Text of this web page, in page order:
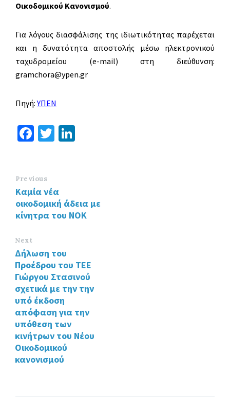
Οικοδομικού Κανονισμού.
Για λόγους διασφάλισης της ιδιωτικότητας παρέχεται
και η δυνατότητα αποστολής μέσω ηλεκτρονικού
ταχυδρομείου (e-mail) στη διεύθυνση:
gramchora@ypen.gr
Πηγή:ΥΠΕΝ
Fa
o
o
k
T
n
Previous
Καμία νέα
οικοδομική άδεια με
κίνητρα του ΝΟΚ
Next
Δήλωση του
Προέδρου του ΤΕΕ
Γιώργου Στασινού
σχετικά με την την
υπό έκδοση
απόφαση για την
υπόθεση των
κινήτρων του Νέου
Οικοδομικού
κανονισμού